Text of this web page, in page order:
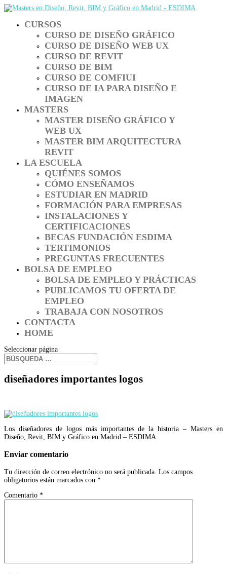
CURSOS
CURSO DE DISEÑO GRÁFICO
CURSO DE DISEÑO WEB UX
CURSO DE REVIT
CURSO DE BIM
CURSO DE COMFIUI
CURSO DE IA PARA DISEÑO E
IMAGEN
MASTERS
MASTER DISEÑO GRÁFICO Y
WEB UX
MASTER BIM ARQUITECTURA
REVIT
LA ESCUELA
QUIÉNES SOMOS
CÓMO ENSEÑAMOS
ESTUDIAR EN MADRID
FORMACIÓN PARA EMPRESAS
INSTALACIONES Y
CERTIFICACIONES
BECAS FUNDACIÓN ESDIMA
TERTIMONIOS
PREGUNTAS FRECUENTES
BOLSA DE EMPLEO
BOLSA DE EMPLEO Y PRÁCTICAS
PUBLICAMOS TU OFERTA DE
EMPLEO
TRABAJA CON NOSOTROS
CONTACTA
HOME
Seleccionar página
diseñadores importantes logos
Los diseñadores de logos más importantes de la historia – Masters en
Diseño, Revit, BIM y Gráfico en Madrid – ESDIMA
Enviar comentario
Tu dirección de correo electrónico no será publicada. Los campos
obligatorios están marcados con *
Comentario *